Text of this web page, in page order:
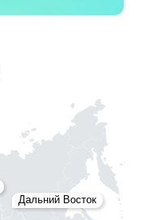
Дальний Восток